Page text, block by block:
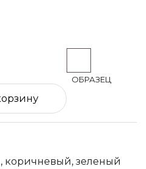
коричневый, зеленый